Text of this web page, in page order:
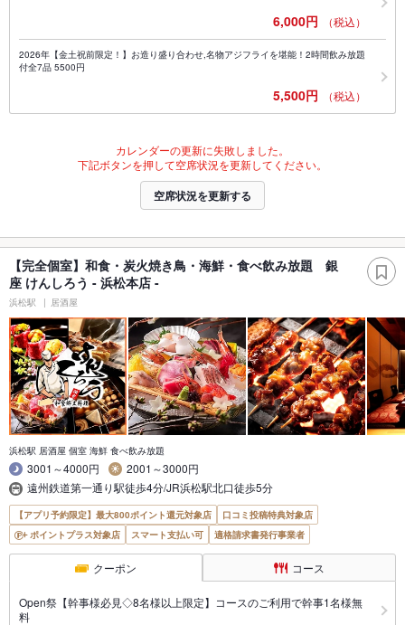
6,000円 （税込）
2026年【金土祝前限定！】お造り盛り合わせ,名物アジフライを堪能！2時間飲み放題
付全7品 5500円
5,500円 （税込）
カレンダーの更新に失敗しました。
下記ボタンを押して空席状況を更新してください。
空席状況を更新する
【完全個室】和食・炭火焼き鳥・海鮮・食べ飲み放題 銀
座 けんしろう - 浜松本店 -
浜松駅 居酒屋
浜松駅 居酒屋 個室 海鮮 食べ飲み放題
3001～4000円
2001～3000円
遠州鉄道第一通り駅徒歩4分/JR浜松駅北口徒歩5分
【アプリ予約限定】最大800ポイント還元対象店
口コミ投稿特典対象店
ポイントプラス対象店
スマート支払い可 適格請求書発行事業者
クーポン コース
Open祭【幹事様必見◇8名様以上限定】コースのご利用で幹事1名様無
料